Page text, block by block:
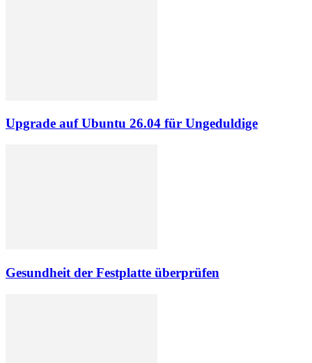
Upgrade auf Ubuntu 26.04 für Ungeduldige
Gesundheit der Festplatte überprüfen